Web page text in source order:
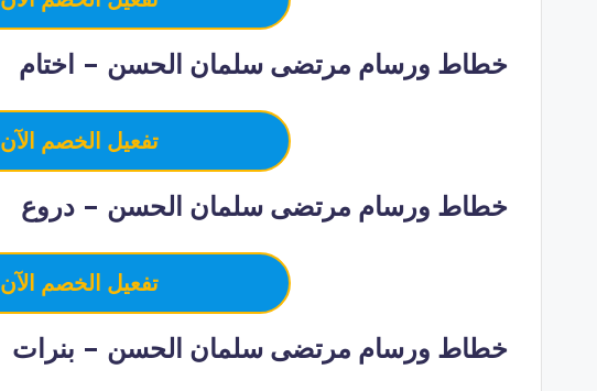
خطاط ورسام مرتضى سلمان الحسن – اختام
تفعيل الخصم الآن
خطاط ورسام مرتضى سلمان الحسن – دروع
تفعيل الخصم الآن
خطاط ورسام مرتضى سلمان الحسن – بنرات